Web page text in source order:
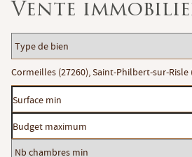
Vente
Type
de
bien
Localisation
Cormeilles (27260), Saint-Philbert-sur-Risle
Surface
min
Budget
maximum
Nb